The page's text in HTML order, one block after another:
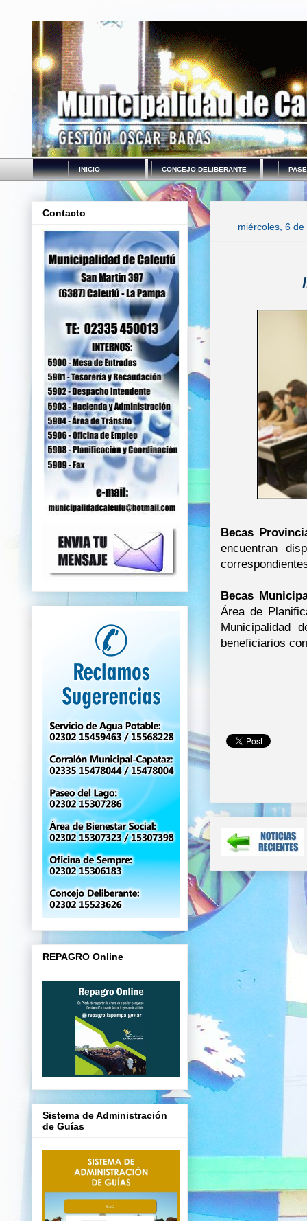
INICIO CONCEJO DELIBERANTE
miércoles, 6
Becas
encuentran
Becas
Área de
Municipalidad
beneficiarios
Contacto
REPAGRO Online
Sistema de Administración
de Guías